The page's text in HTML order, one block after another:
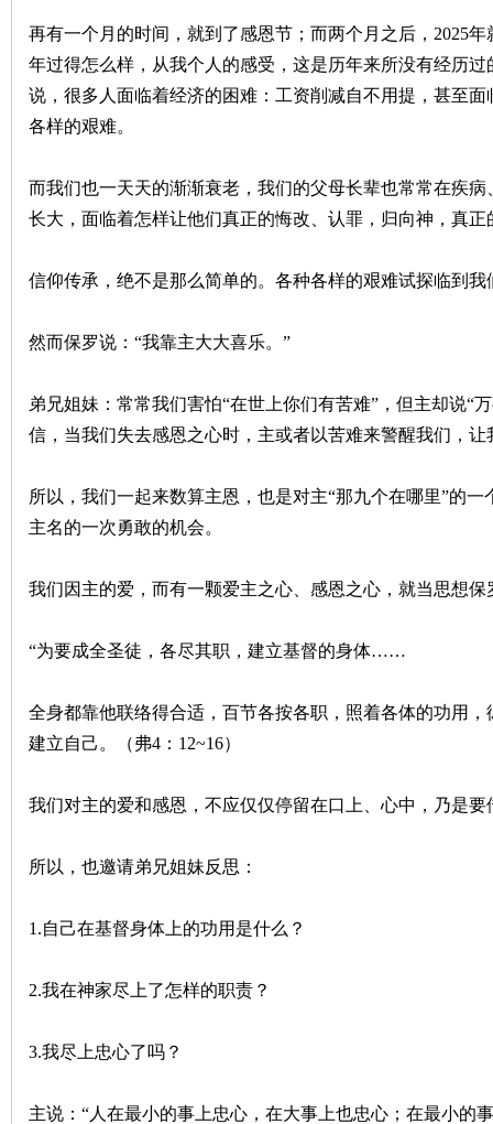
再有一个月的时间，就到了感恩节；而两个月之后，2025
年过得怎么样，从我个人的感受，这是历年来所没有经历
说，很多人面临着经济的困难：工资削减自不用提，甚至
各样的艰难。
而我们也一天天的渐渐衰老，我们的父母长辈也常常在疾
长大，面临着怎样让他们真正的悔改、认罪，归向神，真正
信仰传承，绝不是那么简单的。各种各样的艰难试探临到我
然而保罗说：“我靠主大大喜乐。”
弟兄姐妹：常常我们害怕“在世上你们有苦难”，但主却说“
信，当我们失去感恩之心时，主或者以苦难来警醒我们，让
所以，我们一起来数算主恩，也是对主“那九个在哪里”的
主名的一次勇敢的机会。
我们因主的爱，而有一颗爱主之心、感恩之心，就当思想保
“为要成全圣徒，各尽其职，建立基督的身体……
全身都靠他联络得合适，百节各按各职，照着各体的功用
建立自己。（弗4：12~16）
我们对主的爱和感恩，不应仅仅停留在口上、心中，乃是
所以，也邀请弟兄姐妹反思：
1.自己在基督身体上的功用是什么？
2.我在神家尽上了怎样的职责？
3.我尽上忠心了吗？
主说：“人在最小的事上忠心，在大事上也忠心；在最小的